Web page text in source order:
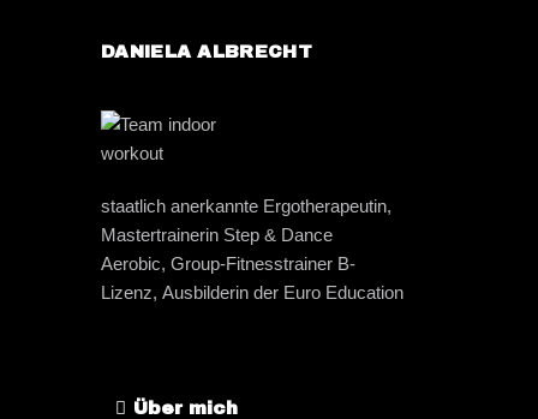
DANIELA ALBRECHT
staatlich anerkannte Ergotherapeutin,
Mastertrainerin Step & Dance
Aerobic, Group-Fitnesstrainer B-
Lizenz, Ausbilderin der Euro Education
Über mich